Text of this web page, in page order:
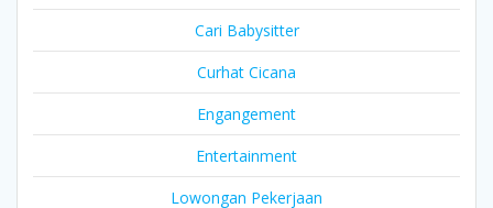
Cari Babysitter
Curhat Cicana
Engangement
Entertainment
Lowongan Pekerjaan